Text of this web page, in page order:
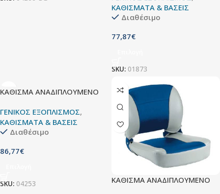
ΚΑΘΙΣΜΑΤΑ & ΒΑΣΕΙΣ
Διαθέσιμο
77,87€
SKU: 01873
ΚΑΘΙΣΜΑ ΑΝΑΔΙΠΛΟΥΜΕΝΟ
ΓΕΝΙΚΟΣ ΕΞΟΠΛΙΣΜΟΣ,
ΚΑΘΙΣΜΑΤΑ & ΒΑΣΕΙΣ
Διαθέσιμο
86,77€
SKU: 04253 ΚΑΘΙΣΜΑ ΑΝΑΔΙΠΛΟΥΜΕΝΟ